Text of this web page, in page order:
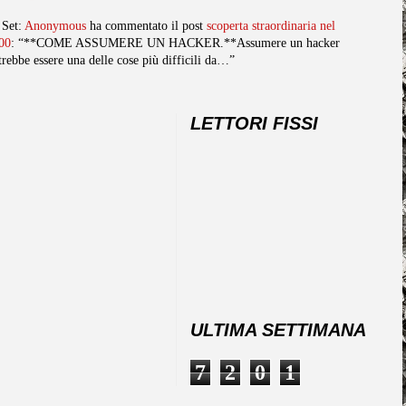
Anonymous ha commentato il post scoperta straordinaria nel
: “**COME ASSUMERE UN HACKER.**Assumere un hacker
essere una delle cose più difficili da…”
LETTORI FISSI
ULTIMA SETTIMANA
7 2 0 1